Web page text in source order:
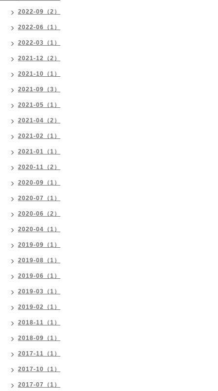
2022-09（2）
2022-06（1）
2022-03（1）
2021-12（2）
2021-10（1）
2021-09（3）
2021-05（1）
2021-04（2）
2021-02（1）
2021-01（1）
2020-11（2）
2020-09（1）
2020-07（1）
2020-06（2）
2020-04（1）
2019-09（1）
2019-08（1）
2019-06（1）
2019-03（1）
2019-02（1）
2018-11（1）
2018-09（1）
2017-11（1）
2017-10（1）
2017-07（1）